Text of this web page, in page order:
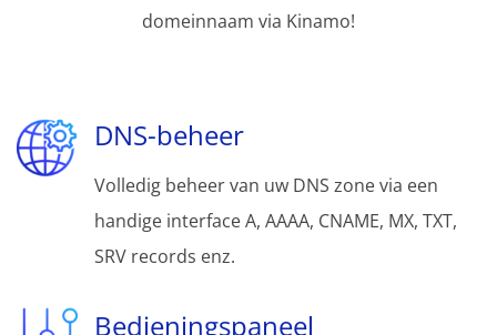
domeinnaam via Kinamo!
DNS-beheer
Volledig beheer van uw DNS zone via een
handige interface A, AAAA, CNAME, MX, TXT,
SRV records enz.
Bedieningspaneel